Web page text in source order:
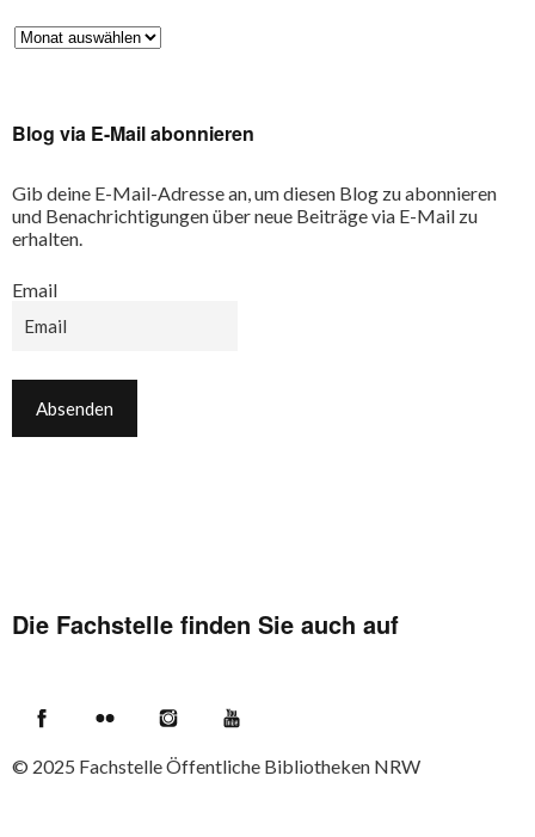
Blog via E-Mail abonnieren
Gib deine E-Mail-Adresse an, um diesen Blog zu abonnieren
und Benachrichtigungen über neue Beiträge via E-Mail zu
erhalten.
Email
Die Fachstelle finden Sie auch auf
© 2025 Fachstelle Öffentliche Bibliotheken NRW